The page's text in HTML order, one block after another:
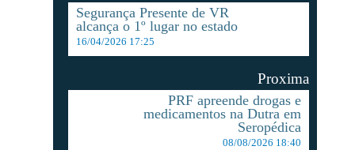
Segurança Presente de VR
alcança o 1º lugar no estado
16/04/2026 17:25
Proxima
PRF apreende drogas e
medicamentos na Dutra em
Seropédica
08/08/2026 18:40